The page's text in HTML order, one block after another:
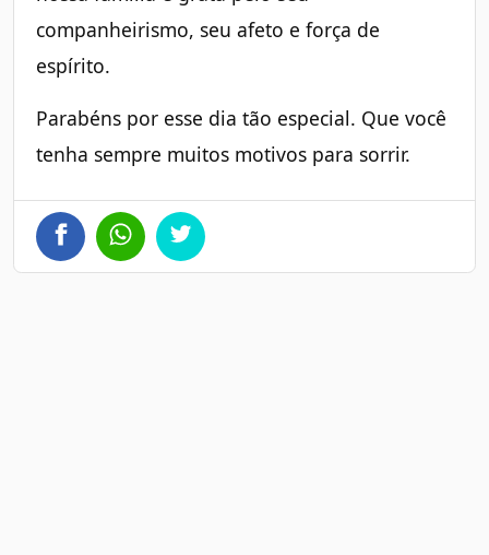
companheirismo, seu afeto e força de
espírito.
Parabéns por esse dia tão especial. Que você
tenha sempre muitos motivos para sorrir.